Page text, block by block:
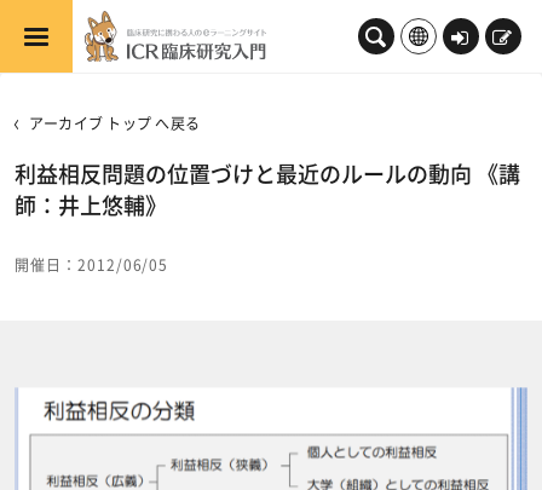
メインコンテンツへスキップする
ロ
新
アーカイブ トップ へ戻る
利益相反問題の位置づけと最近のルールの動向 《講
師：井上悠輔》
開催日：2012/06/05